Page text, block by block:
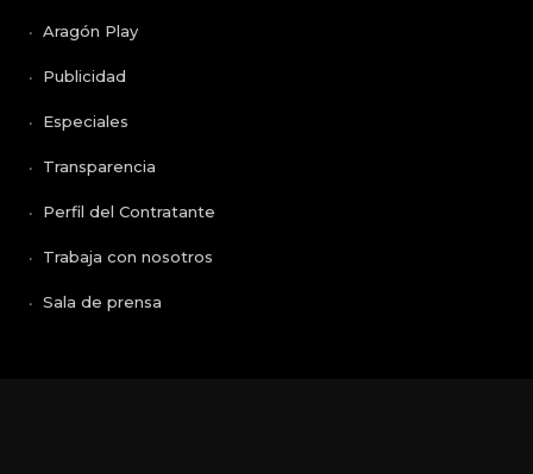
Aragón Play
Publicidad
Especiales
Transparencia
Perfil del Contratante
Trabaja con nosotros
Sala de prensa